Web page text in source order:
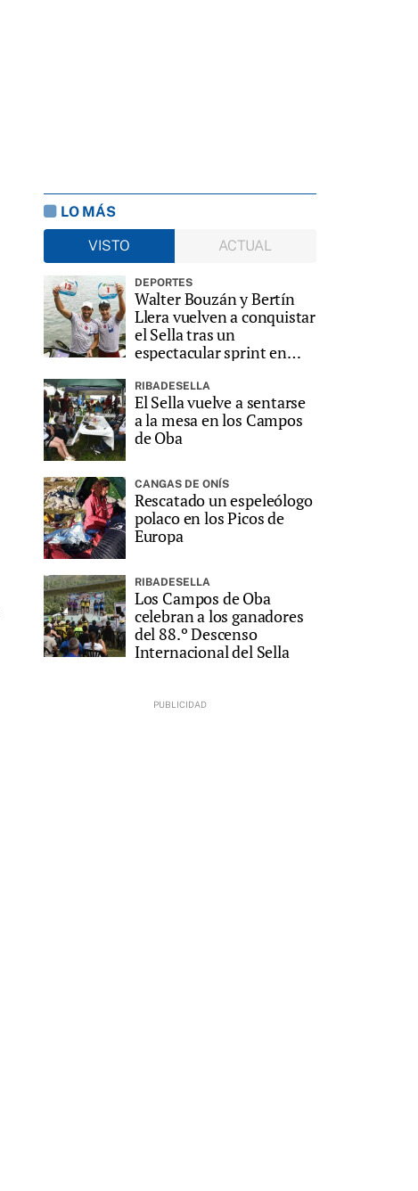
LO MÁS
VISTO
ACTUAL
DEPORTES
Walter Bouzán y Bertín
Llera vuelven a conquistar
el Sella tras un
espectacular sprint en
RIBADESELLA
El Sella vuelve a sentarse
a la mesa en los Campos
de Oba
CANGAS DE ONÍS
Rescatado un espeleólogo
polaco en los Picos de
Europa
RIBADESELLA
Los Campos de Oba
celebran a los ganadores
del 88.º Descenso
Internacional del Sella